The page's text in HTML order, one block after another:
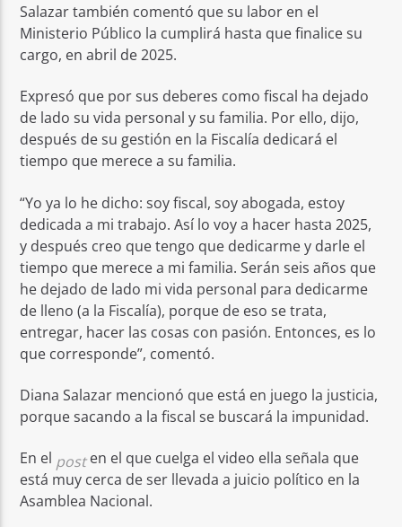
Salazar también comentó que su labor en el
Ministerio Público la cumplirá hasta que finalice su
cargo, en abril de 2025.
Expresó que por sus deberes como fiscal ha dejado
de lado su vida personal y su familia. Por ello, dijo,
después de su gestión en la Fiscalía dedicará el
tiempo que merece a su familia.
“Yo ya lo he dicho: soy fiscal, soy abogada, estoy
dedicada a mi trabajo. Así lo voy a hacer hasta 2025,
y después creo que tengo que dedicarme y darle el
tiempo que merece a mi familia. Serán seis años que
he dejado de lado mi vida personal para dedicarme
de lleno (a la Fiscalía), porque de eso se trata,
entregar, hacer las cosas con pasión. Entonces, es lo
que corresponde”, comentó.
Diana Salazar mencionó que está en juego la justicia,
porque sacando a la fiscal se buscará la impunidad.
En el posten el que cuelga el video ella señala que
está muy cerca de ser llevada a juicio político en la
Asamblea Nacional.